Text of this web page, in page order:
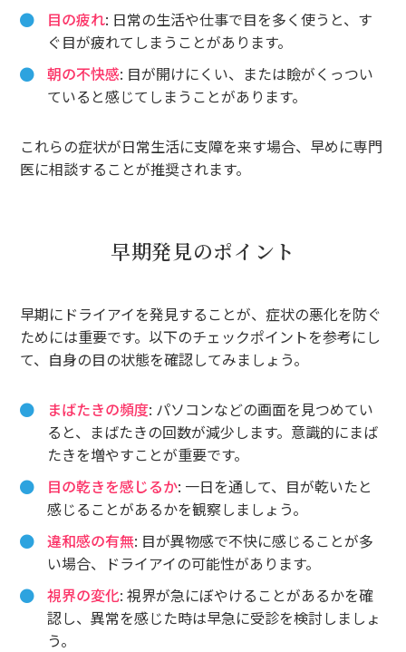
目の疲れ: 日常の生活や仕事で目を多く使うと、す
ぐ目が疲れてしまうことがあります。
朝の不快感: 目が開けにくい、または瞼がくっつい
ていると感じてしまうことがあります。
これらの症状が日常生活に支障を来す場合、早めに専門
医に相談することが推奨されます。
早期発見のポイント
早期にドライアイを発見することが、症状の悪化を防ぐ
ためには重要です。以下のチェックポイントを参考にし
て、自身の目の状態を確認してみましょう。
まばたきの頻度: パソコンなどの画面を見つめてい
ると、まばたきの回数が減少します。意識的にまば
たきを増やすことが重要です。
目の乾きを感じるか: 一日を通して、目が乾いたと
感じることがあるかを観察しましょう。
違和感の有無: 目が異物感で不快に感じることが多
い場合、ドライアイの可能性があります。
視界の変化: 視界が急にぼやけることがあるかを確
認し、異常を感じた時は早急に受診を検討しましょ
う。